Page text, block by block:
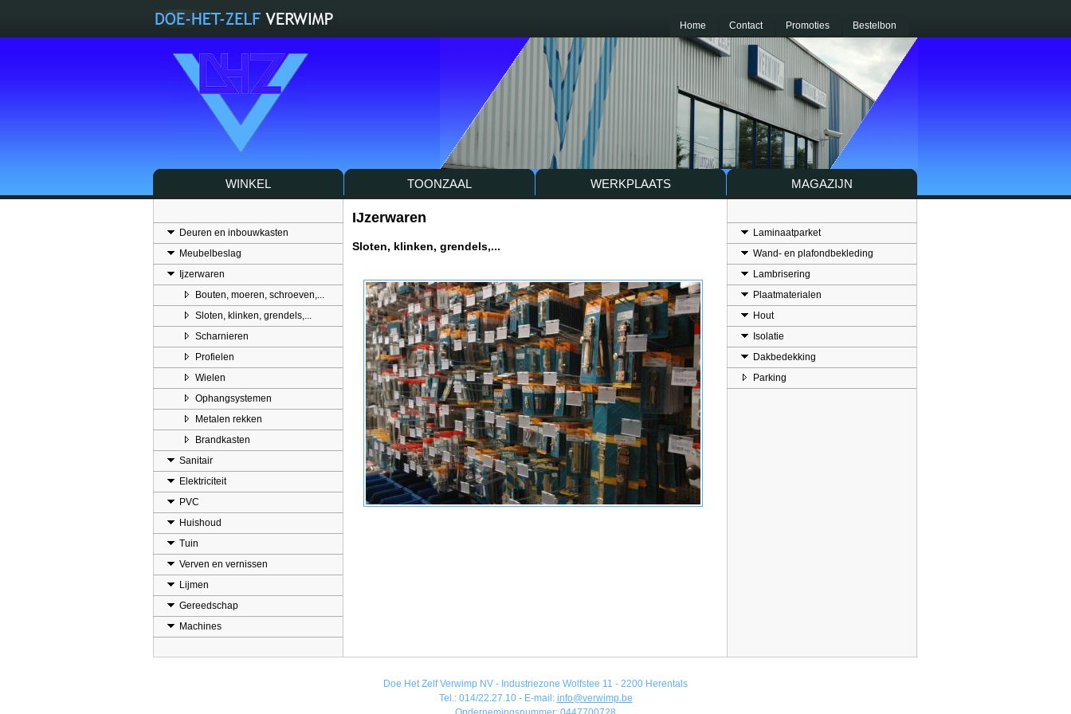
Bestelbon
Promoties
Contact
Home
WINKEL TOONZAAL WERKPLAATS MAGAZIJN
Deuren en inbouwkasten
Meubelbeslag
Ijzerwaren
Bouten, moeren, schroeven,...
Sloten, klinken, grendels,...
Scharnieren
Profielen
Wielen
Ophangsystemen
Metalen rekken
Brandkasten
Sanitair
Elektriciteit
PVC
Huishoud
Tuin
Verven en vernissen
Lijmen
Gereedschap
Machines
IJzerwaren
Sloten, klinken, grendels,...
Laminaatparket
Wand- en plafondbekleding
Lambrisering
Plaatmaterialen
Hout
Isolatie
Dakbedekking
Parking
Doe Het Zelf Verwimp NV - Industriezone Wolfstee 11 - 2200 Herentals
Tel.: 014/22.27.10 - E-mail: info@verwimp.be